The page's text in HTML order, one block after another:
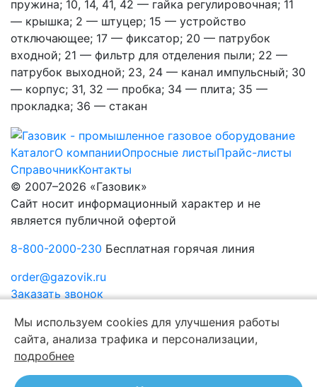
пружина; 10, 14, 41, 42 — гайка регулировочная; 11
— крышка; 2 — штуцер; 15 — устройство
отключающее; 17 — фиксатор; 20 — патрубок
входной; 21 — фильтр для отделения пыли; 22 —
патрубок выходной; 23, 24 — канал импульсный; 30
— корпус; 31, 32 — пробка; 34 — плита; 35 —
прокладка; 36 — стакан
КаталогО компанииОпросные листыПрайс-листы
СправочникКонтакты
© 2007–2026 «Газовик»
Сайт носит информационный характер и не
является публичной офертой
8-800-2000-230 Бесплатная горячая линия
order@gazovik.ru
Заказать звонок
Мы используем cookies для улучшения работы
сайта, анализа трафика и персонализации,
подробнее